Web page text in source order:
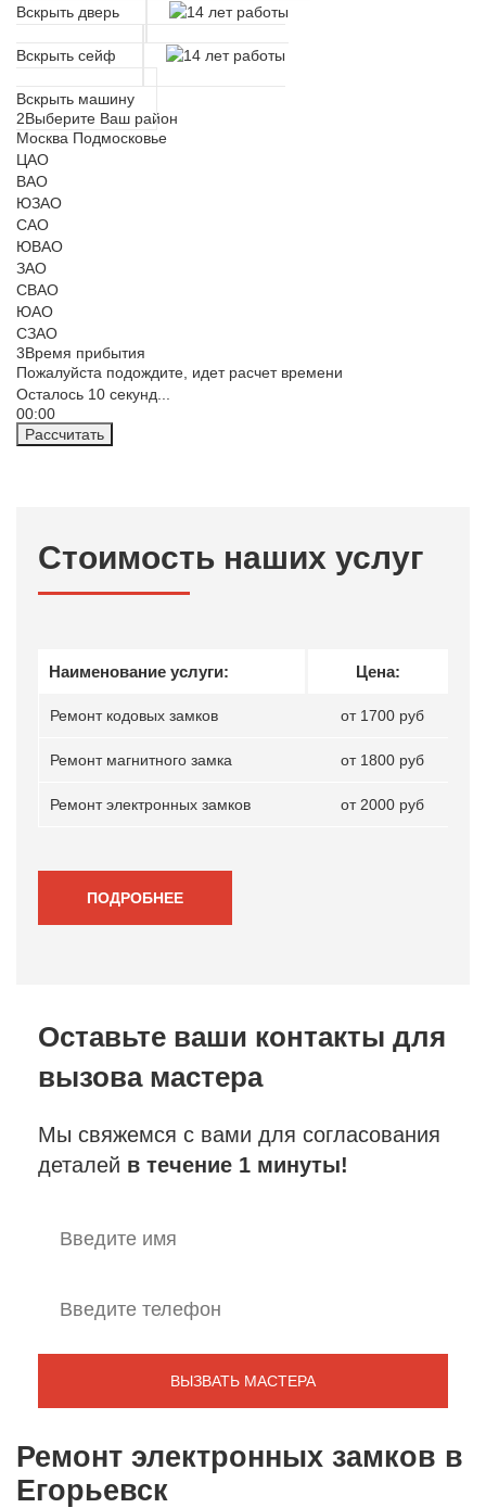
Вскрыть дверь
Вскрыть сейф
Вскрыть машину
2Выберите Ваш район
Москва Подмосковье
ЦАО
ВАО
ЮЗАО
САО
ЮВАО
ЗАО
СВАО
ЮАО
СЗАО
3Время прибытия
Пожалуйста подождите, идет расчет времени
Осталось 10 секунд...
00:00
Рассчитать
Ремонт электронных замков в
Егорьевск
Оставьте ваши контакты для
вызова мастера
Мы свяжемся с вами для согласования
деталей в течение 1 минуты!
Стоимость наших услуг
Наименование услуги: Цена:
Ремонт кодовых замков от 1700 руб
Ремонт магнитного замка от 1800 руб
Ремонт электронных замков от 2000 руб
ПОДРОБНЕЕ